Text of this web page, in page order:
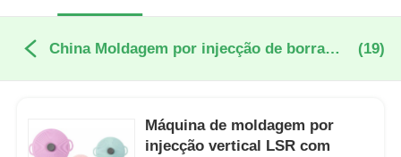
China Moldagem por injecção de borracha de silicone líquido (19)
Máquina de moldagem por
injecção vertical LSR com